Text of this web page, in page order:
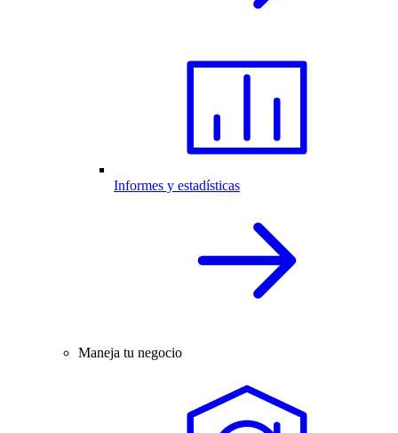
Informes y estadísticas
Maneja tu negocio